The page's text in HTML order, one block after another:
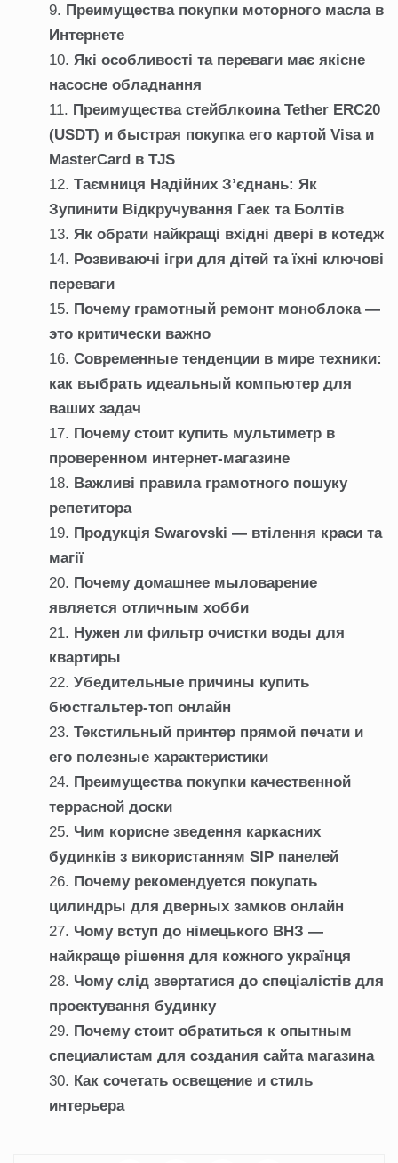
Преимущества покупки моторного масла в
Интернете
Які особливості та переваги має якісне
насосне обладнання
Преимущества стейблкоина Tether ERC20
(USDT) и быстрая покупка его картой Visa и
MasterCard в TJS
Таємниця Надійних З’єднань: Як
Зупинити Відкручування Гаек та Болтів
Як обрати найкращі вхідні двері в котедж
Розвиваючі ігри для дітей та їхні ключові
переваги
Почему грамотный ремонт моноблока —
это критически важно
Современные тенденции в мире техники:
как выбрать идеальный компьютер для
ваших задач
Почему стоит купить мультиметр в
проверенном интернет-магазине
Важливі правила грамотного пошуку
репетитора
Продукція Swarovski — втілення краси та
магії
Почему домашнее мыловарение
является отличным хобби
Нужен ли фильтр очистки воды для
квартиры
Убедительные причины купить
бюстгальтер-топ онлайн
Текстильный принтер прямой печати и
его полезные характеристики
Преимущества покупки качественной
террасной доски
Чим корисне зведення каркасних
будинків з використанням SIP панелей
Почему рекомендуется покупать
цилиндры для дверных замков онлайн
Чому вступ до німецького ВНЗ —
найкраще рішення для кожного українця
Чому слід звертатися до спеціалістів для
проектування будинку
Почему стоит обратиться к опытным
специалистам для создания сайта магазина
Как сочетать освещение и стиль
интерьера